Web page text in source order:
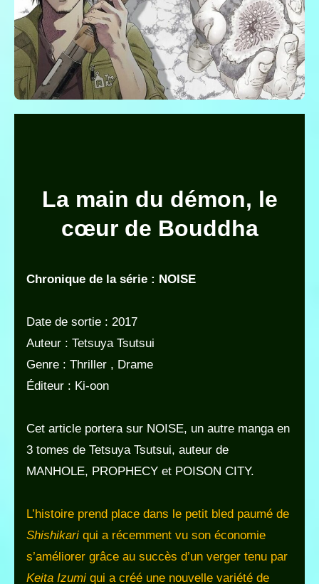
La main du démon, le
cœur de Bouddha
Chronique de la série : NOISE
Date de sortie : 2017
Auteur : Tetsuya Tsutsui
Genre : Thriller , Drame
Éditeur : Ki-oon
Cet article portera sur NOISE, un autre manga en
3 tomes de Tetsuya Tsutsui, auteur de
MANHOLE, PROPHECY et POISON CITY.
L’histoire prend place dans le petit bled paumé de
Shishikari qui a récemment vu son économie
s’améliorer grâce au succès d’un verger tenu par
Keita Izumi qui a créé une nouvelle variété de